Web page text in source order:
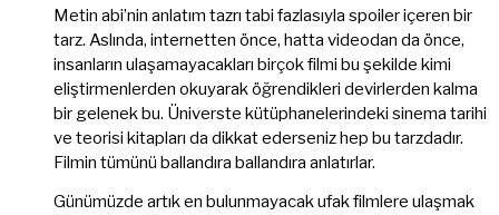
Metin abi’nin anlatım tazrı tabi fazlasıyla spoiler içeren bir
tarz. Aslında, internetten önce, hatta videodan da önce,
insanların ulaşamayacakları birçok filmi bu şekilde kimi
eliştirmenlerden okuyarak öğrendikleri devirlerden kalma
bir gelenek bu. Üniverste kütüphanelerindeki sinema tarihi
ve teorisi kitapları da dikkat ederseniz hep bu tarzdadır.
Filmin tümünü ballandıra ballandıra anlatırlar.
Günümüzde artık en bulunmayacak ufak filmlere ulaşmak